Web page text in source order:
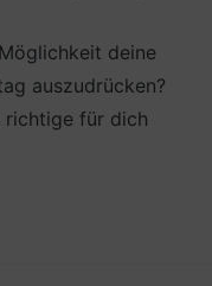
deine
auszudrücken?
richtige für dich